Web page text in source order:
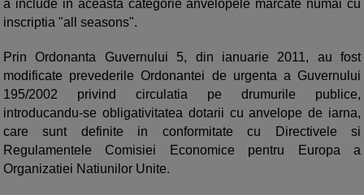
a include in aceasta categorie anvelopele marcate numai cu
inscriptia "all seasons".
Prin Ordonanta Guvernului 5, din ianuarie 2011, au fost
modificate prevederile Ordonantei de urgenta a Guvernului
195/2002 privind circulatia pe drumurile publice,
introducandu-se obligativitatea dotarii cu anvelope de iarna,
care sunt definite in conformitate cu Directivele si
Regulamentele Comisiei Economice pentru Europa a
Organizatiei Natiunilor Unite.